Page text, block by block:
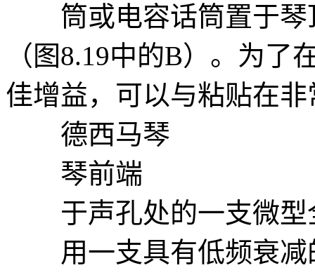
筒或电容话筒置于琴
（图8.19中的B）。为
佳增益，可以与粘贴在非
德西马琴
琴前端
于声孔处的一支微型
用一支具有低频衰减